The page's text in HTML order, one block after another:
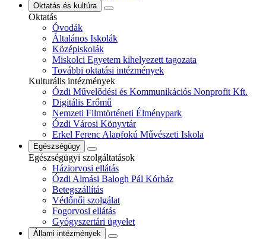
Oktatás és kultúra
Oktatás
Óvodák
Általános Iskolák
Középiskolák
Miskolci Egyetem kihelyezett tagozata
További oktatási intézmények
Kulturális intézmények
Ózdi Művelődési és Kommunikációs Nonprofit Kft.
Digitális Erőmű
Nemzeti Filmtörténeti Élménypark
Ózdi Városi Könyvtár
Erkel Ferenc Alapfokú Művészeti Iskola
Egészségügy
Egészségügyi szolgáltatások
Háziorvosi ellátás
Ózdi Almási Balogh Pál Kórház
Betegszállítás
Védőnői szolgálat
Fogorvosi ellátás
Gyógyszertári ügyelet
Állami intézmények